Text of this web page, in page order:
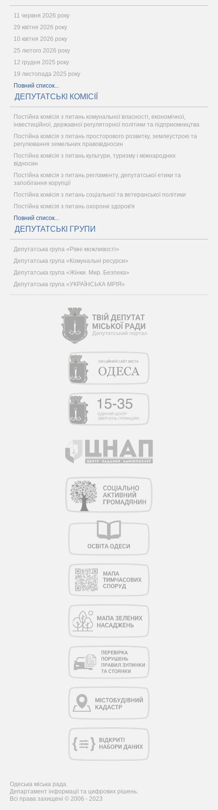
11 червня 2026 року
29 квітня 2026 року
10 квітня 2026 року
25 лютого 2026 року
12 грудня 2025 року
19 листопада 2025 року
Повний список...
ДЕПУТАТСЬКІ КОМІСІЇ
Постійна комісія з питань комунальної власності, економічної,
інвестиційної, державної регуляторної політики та підприємництва
Постійна комісія з питань просторового розвитку, землеустрою та
регулювання земельних правовідносин
Постійна комісія з питань культури, туризму і міжнародних
відносин
Постійна комісія з питань регламенту, депутатської етики та
запобігання корупції
Постійна комісія з питань соціальної та ветеранської політики
Постійна комісія з питань охорони здоров'я
Повний список...
ДЕПУТАТСЬКІ ГРУПИ
Депутатська група «Рівні можливості»
Депутатська група «Комунальні ресурси»
Депутатська група «Жінки. Мир. Безпека»
Депутатська група «УКРАЇНСЬКА МРІЯ»
Одеська міська рада.
Департамент інформації та цифрових рішень.
Всі права захищені © 2006 - 2023